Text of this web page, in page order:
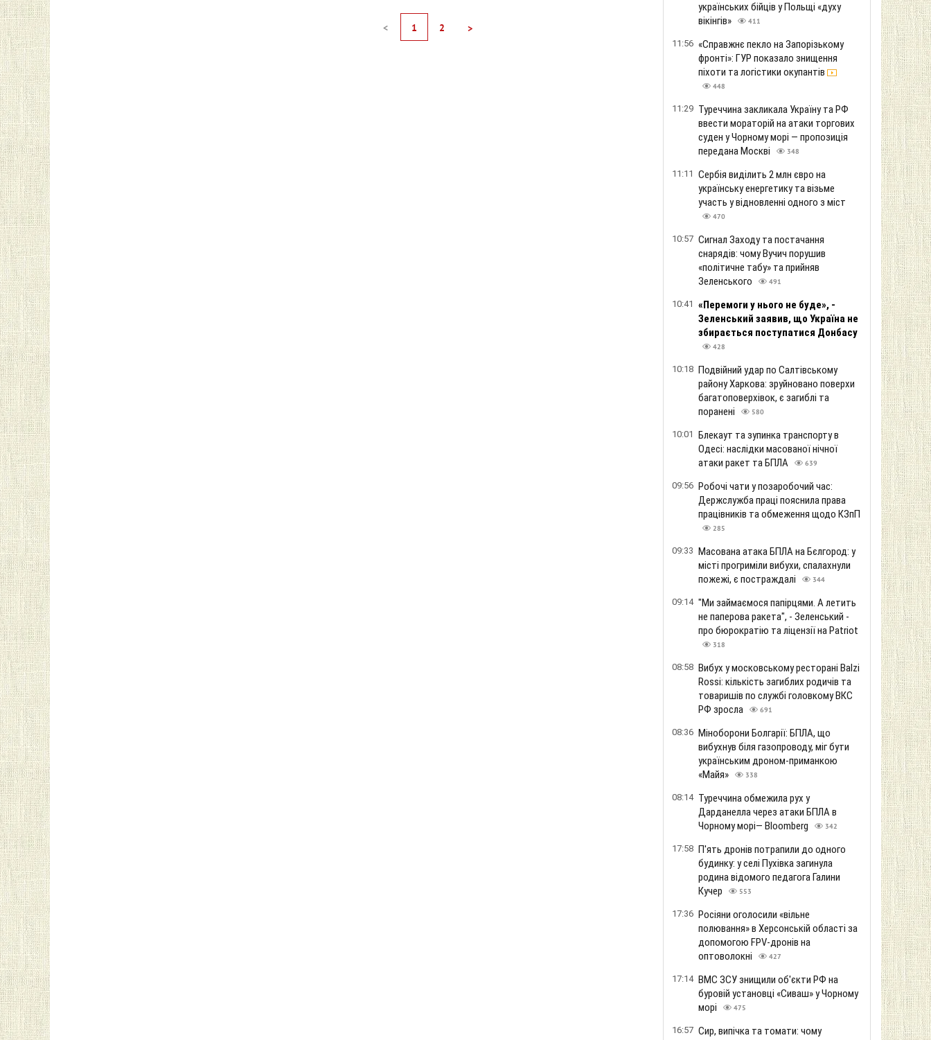
< 1 2 >
українських бійців у Польщі «духу
вікінгів»
411
11:56 «Справжнє пекло на Запорізькому
фронті»: ГУР показало знищення
піхоти та логістики окупантів
448
11:29 Туреччина закликала Україну та РФ
ввести мораторій на атаки торгових
суден у Чорному морі — пропозиція
передана Москві
348
11:11 Сербія виділить 2 млн євро на
українську енергетику та візьме
участь у відновленні одного з міст
470
10:57 Сигнал Заходу та постачання
снарядів: чому Вучич порушив
«політичне табу» та прийняв
Зеленського
491
10:41 «Перемоги у нього не буде», -
Зеленський заявив, що Україна не
збирається поступатися Донбасу
428
10:18 Подвійний удар по Салтівському
району Харкова: зруйновано поверхи
багатоповерхівок, є загиблі та
поранені
580
10:01 Блекаут та зупинка транспорту в
Одесі: наслідки масованої нічної
атаки ракет та БПЛА
639
09:56 Робочі чати у позаробочий час:
Держслужба праці пояснила права
працівників та обмеження щодо КЗпП
285
09:33 Масована атака БПЛА на Бєлгород: у
місті прогриміли вибухи, спалахнули
пожежі, є постраждалі
344
09:14 "Ми займаємося папірцями. А летить
не паперова ракета", - Зеленський -
про бюрократію та ліцензії на Patriot
318
08:58 Вибух у московському ресторані Balzi
Rossi: кількість загиблих родичів та
товаришів по службі головкому ВКС
РФ зросла
691
08:36 Міноборони Болгарії: БПЛА, що
вибухнув біля газопроводу, міг бути
українським дроном-приманкою
«Майя»
338
08:14 Туреччина обмежила рух у
Дарданелла через атаки БПЛА в
Чорному морі— Bloomberg
342
17:58 П'ять дронів потрапили до одного
будинку: у селі Пухівка загинула
родина відомого педагога Галини
Кучер
553
17:36 Росіяни оголосили «вільне
полювання» в Херсонській області за
допомогою FPV-дронів на
оптоволокні
427
17:14 ВМС ЗСУ знищили об'єкти РФ на
буровій установці «Сиваш» у Чорному
морі
475
16:57 Сир, випічка та томати: чому